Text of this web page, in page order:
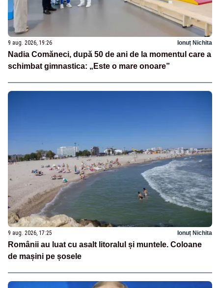
9 aug. 2026, 19:26 Ionuț Nichita
Nadia Comăneci, după 50 de ani de la momentul care a
schimbat gimnastica: „Este o mare onoare”
9 aug. 2026, 17:25 Ionuț Nichita
Românii au luat cu asalt litoralul și muntele. Coloane
de mașini pe șosele